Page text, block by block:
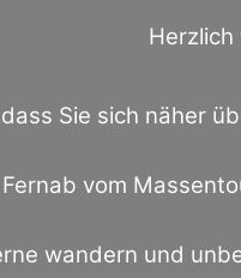
Herzlich
Sie sich näher
Fernab vom
wandern und